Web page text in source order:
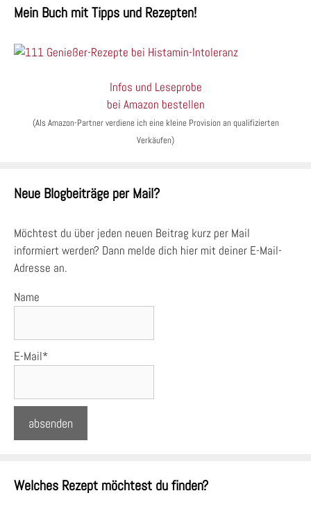
Mein Buch mit Tipps und Rezepten!
Infos und Leseprobe
bei Amazon bestellen
(Als Amazon-Partner verdiene ich eine kleine Provision an qualifizierten
Verkäufen)
Neue Blogbeiträge per Mail?
Möchtest du über jeden neuen Beitrag kurz per Mail
informiert werden? Dann melde dich hier mit deiner E-Mail-
Adresse an.
Name
E-Mail*
Welches Rezept möchtest du finden?